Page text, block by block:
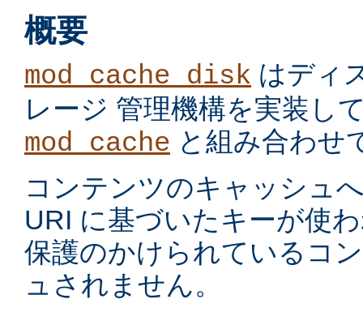
概要
mod_cache_disk はディ
レージ 管理機構を実装し
mod_cache と組み合わせ
コンテンツのキャッシュ
URI に基づいたキーが使
保護のかけられているコ
ュされません。